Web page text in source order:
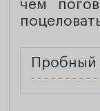
чем
Пробный